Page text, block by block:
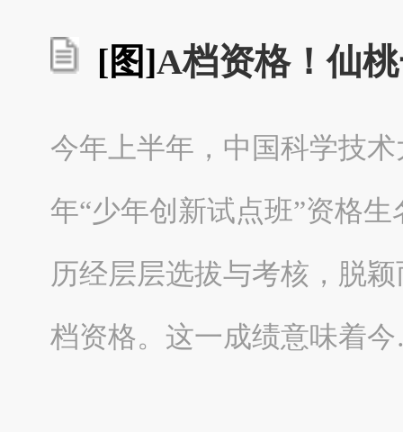
[图]A档资格！仙
今年上半年，中国科学技
年“少年创新试点班”资格
历经层层选拔与考核，脱
档资格。这一成绩意味着